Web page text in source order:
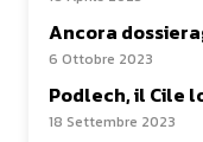
Ancora
6 Ottobre 2023
Podlech, il Cile
18 Settembre 2023